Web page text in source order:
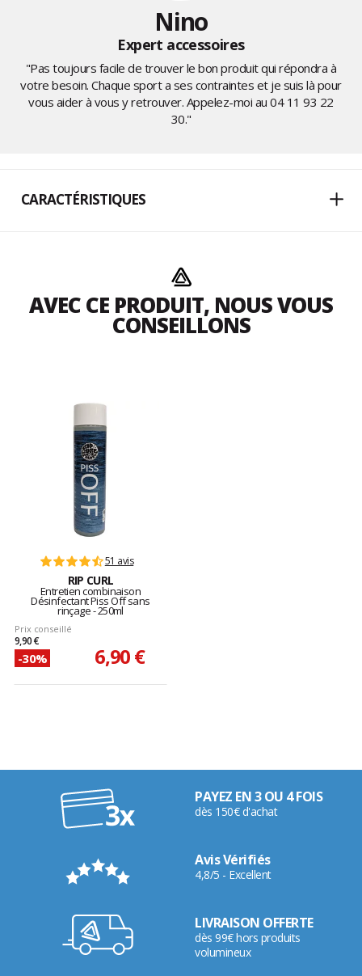
Nino
Expert accessoires
"Pas toujours facile de trouver le bon produit qui répondra à
votre besoin. Chaque sport a ses contraintes et je suis là pour
vous aider à vous y retrouver. Appelez-moi au04 11 93 22
30."
CARACTÉRISTIQUES
AVEC CE PRODUIT, NOUS VOUS
CONSEILLONS
51 avis
RIP CURL
Entretien combinaison
Désinfectant Piss Off sans
rinçage - 250ml
Prix conseillé
9,90 €
-30% 6,90 €
PAYEZ EN 3 OU 4 FOIS
dès 150€ d'achat
Avis Vérifiés
4,8/5 - Excellent
LIVRAISON OFFERTE
dès 99€ hors produits
volumineux